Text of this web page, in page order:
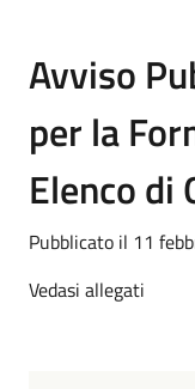
Avviso
per la
Elenco di
Pubblicato il 11
Vedasi allegati